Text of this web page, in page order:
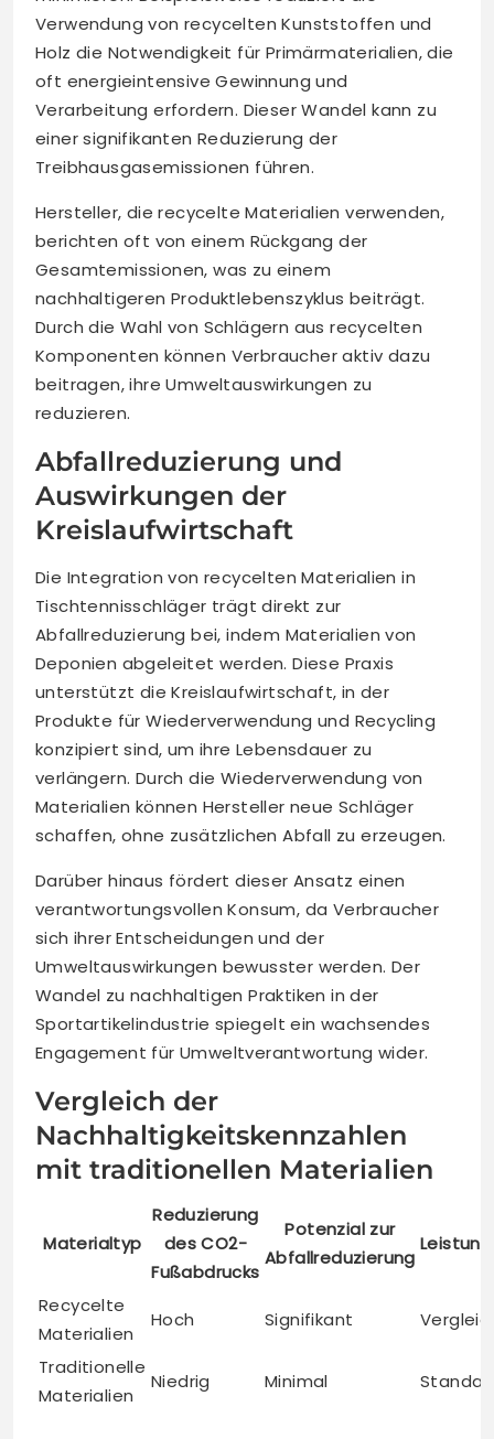
Verwendung von recycelten Kunststoffen und
Holz die Notwendigkeit für Primärmaterialien, die
oft energieintensive Gewinnung und
Verarbeitung erfordern. Dieser Wandel kann zu
einer signifikanten Reduzierung der
Treibhausgasemissionen führen.
Hersteller, die recycelte Materialien verwenden,
berichten oft von einem Rückgang der
Gesamtemissionen, was zu einem
nachhaltigeren Produktlebenszyklus beiträgt.
Durch die Wahl von Schlägern aus recycelten
Komponenten können Verbraucher aktiv dazu
beitragen, ihre Umweltauswirkungen zu
reduzieren.
Abfallreduzierung und
Auswirkungen der
Kreislaufwirtschaft
Die Integration von recycelten Materialien in
Tischtennisschläger trägt direkt zur
Abfallreduzierung bei, indem Materialien von
Deponien abgeleitet werden. Diese Praxis
unterstützt die Kreislaufwirtschaft, in der
Produkte für Wiederverwendung und Recycling
konzipiert sind, um ihre Lebensdauer zu
verlängern. Durch die Wiederverwendung von
Materialien können Hersteller neue Schläger
schaffen, ohne zusätzlichen Abfall zu erzeugen.
Darüber hinaus fördert dieser Ansatz einen
verantwortungsvollen Konsum, da Verbraucher
sich ihrer Entscheidungen und der
Umweltauswirkungen bewusster werden. Der
Wandel zu nachhaltigen Praktiken in der
Sportartikelindustrie spiegelt ein wachsendes
Engagement für Umweltverantwortung wider.
Vergleich der
Nachhaltigkeitskennzahlen
mit traditionellen Materialien
Materialtyp
Reduzierung
des CO2-
Fußabdrucks
Potenzial zur
Abfallreduzierung
Recycelte
Materialien
Hoch Signifikant
Traditionelle
Materialien
Niedrig Minimal